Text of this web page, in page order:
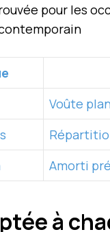
pour les
Voûte
Amorti
à